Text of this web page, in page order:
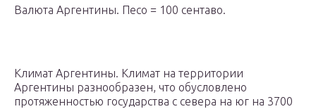
Валюта Аргентины. Песо = 100 сентаво.
Климат Аргентины. Климат на территории
Аргентины разнообразен, что обусловлено
протяженностью государства с севера на юг на 3700